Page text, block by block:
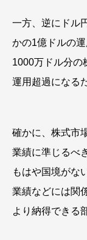
一方、逆にドル
かの1億ドルの
1000万ドル分の
運用超過になる
確かに、株式市
業績に準じるべ
もはや国境がな
業績などには関
より納得できる